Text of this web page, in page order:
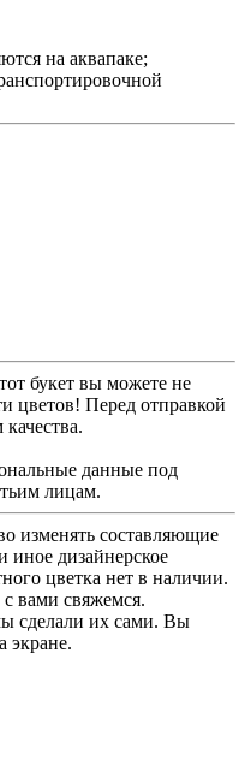
на аквапаке;
букет вы можете не
цветов! Перед отправкой
данные под
лицам.
изменять составляющие
иное дизайнерское
цветка нет в наличии.
вами свяжемся.
сделали их сами. Вы
экране.